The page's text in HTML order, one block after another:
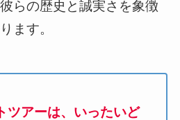
らの歴史と誠実さを象徴
ます。
ツアーは、いったいど